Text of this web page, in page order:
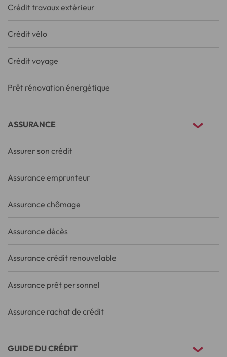
Crédit travaux extérieur
Crédit vélo
Crédit voyage
Prêt rénovation énergétique
ASSURANCE
Assurer son crédit
Assurance emprunteur
Assurance chômage
Assurance décès
Assurance crédit renouvelable
Assurance prêt personnel
Assurance rachat de crédit
GUIDE DU CRÉDIT